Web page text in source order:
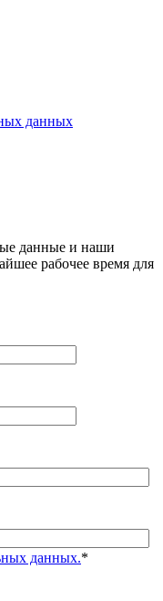
данных
данные и наши
рабочее время для
данных.*